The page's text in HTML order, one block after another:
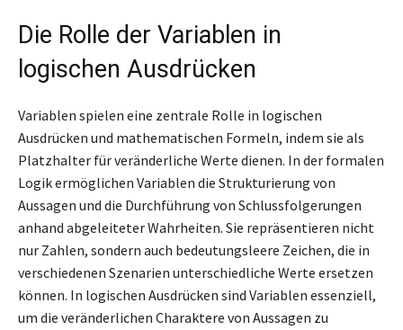
Die Rolle der Variablen in
logischen Ausdrücken
Variablen spielen eine zentrale Rolle in logischen
Ausdrücken und mathematischen Formeln, indem sie als
Platzhalter für veränderliche Werte dienen. In der formalen
Logik ermöglichen Variablen die Strukturierung von
Aussagen und die Durchführung von Schlussfolgerungen
anhand abgeleiteter Wahrheiten. Sie repräsentieren nicht
nur Zahlen, sondern auch bedeutungsleere Zeichen, die in
verschiedenen Szenarien unterschiedliche Werte ersetzen
können. In logischen Ausdrücken sind Variablen essenziell,
um die veränderlichen Charaktere von Aussagen zu